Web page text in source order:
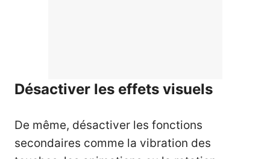
Désactiver les effets visuels
De même, désactiver les fonctions
secondaires comme la vibration des